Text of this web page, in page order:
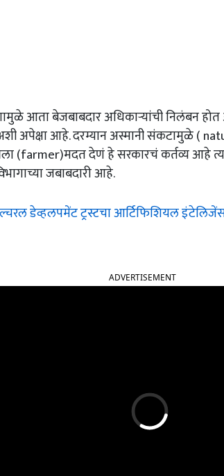
आता बेजबाबदार अधिकाऱ्यांची निलंबन
अपेक्षा आहे. दरम्यान अस्मानी संकटामुळे (
(farmer)मदत देणं हे सरकारचं कर्तव्य आहे
जबाबदारी आहे.
डेव्हलपमेंट ट्रस्टचा आर्टिफिशियल